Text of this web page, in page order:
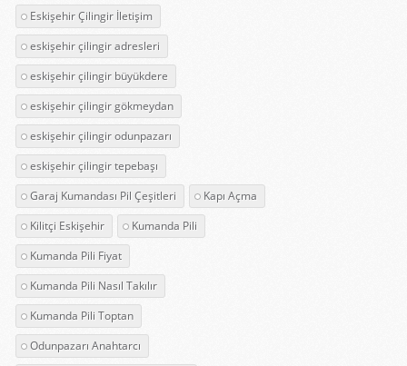
Eskişehir Çilingir İletişim
eskişehir çilingir adresleri
eskişehir çilingir büyükdere
eskişehir çilingir gökmeydan
eskişehir çilingir odunpazarı
eskişehir çilingir tepebaşı
Garaj Kumandası Pil Çeşitleri
Kapı Açma
Kilitçi Eskişehir
Kumanda Pili
Kumanda Pili Fiyat
Kumanda Pili Nasıl Takılır
Kumanda Pili Toptan
Odunpazarı Anahtarcı